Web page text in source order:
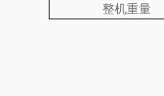
整机重量